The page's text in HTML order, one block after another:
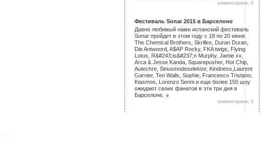
комментариев: 0
Фестиваль Sonar 2015 в Барселоне
Давно любимый нами испанский фестиваль
Sonar пройдет в этом году с 18 по 20 июня.
The Chemical Brothers, Skrillex, Duran Duran,
Die Antwoord, A$AP Rocky, FKA twigs, Flying
Lotus, R&#243;is&#237;n Murphy, Jamie xx,
Arca & Jesse Kanda, Squarepusher, Hot Chip,
Autechre, Siriusmodeselektor, Kindness,Laurent
Garnier, Ten Walls, Sophie, Francesco Tristano,
Kiasmos, Lorenzo Senni и еще более 150 шоу
ожидают своих фанатов в эти три дня в
Барселоне.
комментариев: 0